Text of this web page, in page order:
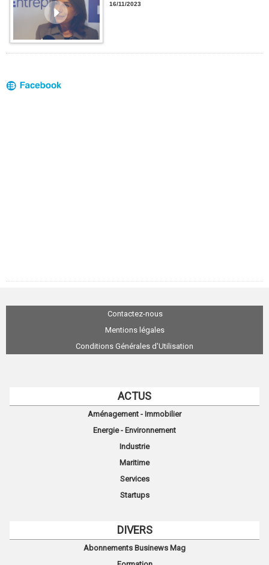
16/11/2023
Contactez-nous
Mentions légales
Conditions Générales d'Utilisation
ACTUS
Aménagement - Immobilier
Energie - Environnement
Industrie
Maritime
Services
Startups
DIVERS
Abonnements Businews Mag